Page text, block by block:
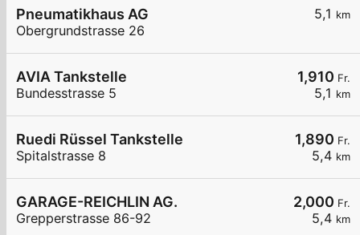
5,1 km
Pneumatikhaus AG
Obergrundstrasse 26
1,910 Fr.
5,1 km
AVIA Tankstelle
Bundesstrasse 5
1,890 Fr.
5,4 km
Ruedi Rüssel Tankstelle
Spitalstrasse 8
2,000 Fr.
5,4 km
GARAGE-REICHLIN AG.
Grepperstrasse 86-92